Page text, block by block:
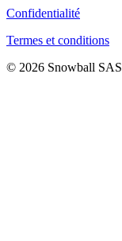
Confidentialité
Termes et conditions
© 2026 Snowball SAS